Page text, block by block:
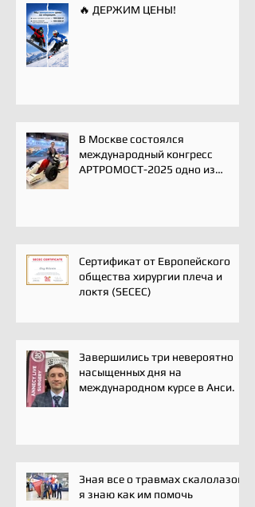
🔥 ДЕРЖИМ ЦЕНЫ!
В Москве состоялся
международный конгресс
АРТРОМОСТ-2025 одно из
реабилитации
Сертификат от Европейского
общества хирургии плеча и
локтя (SECEC)
Завершились три невероятно
насыщенных дня на
международном курсе в Анси.
Зная все о травмах скалолазов,
я знаю как им помочь